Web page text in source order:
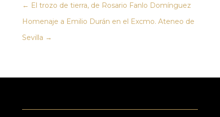
← El trozo de tierra, de Rosario Fanlo Domínguez
Homenaje a Emilio Durán en el Excmo. Ateneo de
Sevilla →